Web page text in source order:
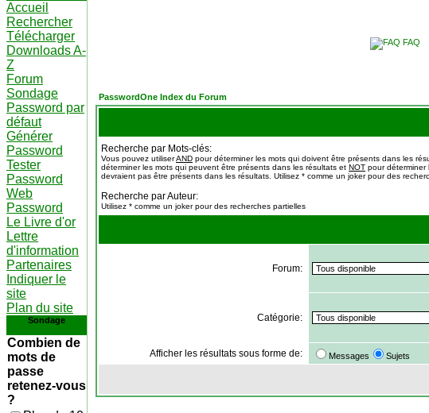
Accueil
Rechercher
Télécharger
Downloads A-
Z
Forum
Sondage
Password par
défaut
Générer
Password
Tester
Password
Web
Password
Le Livre d'or
Lettre
d'information
Partenaires
Indiquer le
site
Plan du site
Sondage
Combien de
mots de
passe
retenez-vous
?
FAQ
PasswordOne Index du Forum
Recherche par Mots-clés:
Vous pouvez utiliserAND pour déterminer les mots qui doivent être présents dans les
déterminer les mots qui peuvent être présents dans les résultats et NOT pour déterminer
devraient pas être présents dans les résultats. Utilisez * comme un joker pour des
Recherche par Auteur:
Utilisez * comme un joker pour des recherches partielles
Forum:
Catégorie:
Afficher les résultats sous forme de: Messages Sujets